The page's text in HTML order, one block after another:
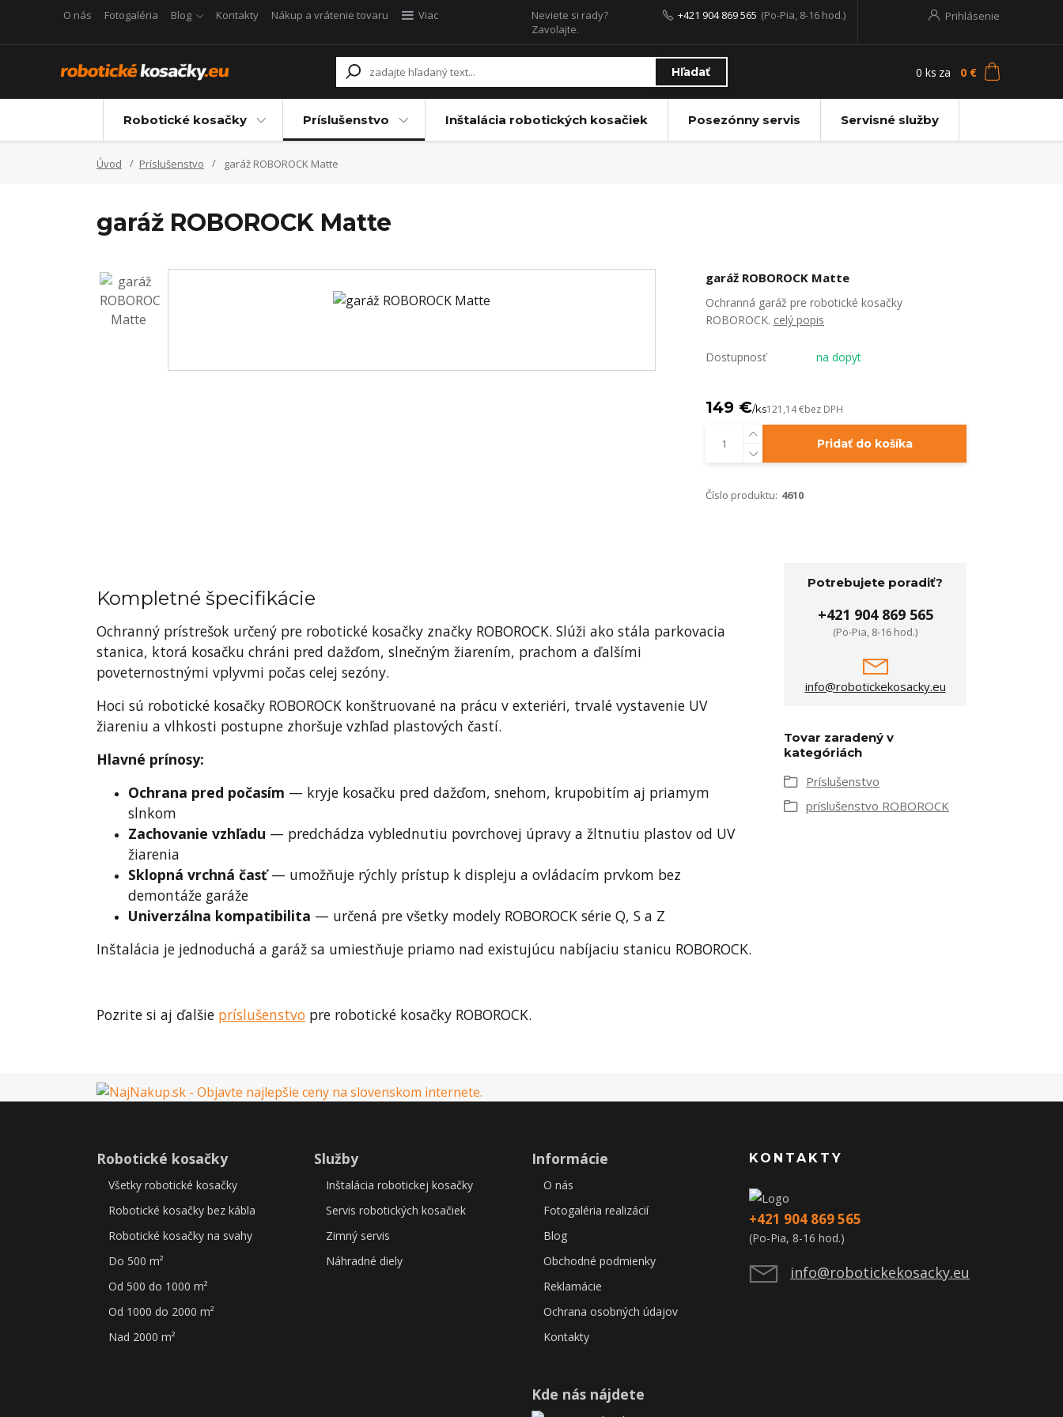
O nás Fotogaléria Blog Kontakty Nákup a vrátenie tovaru Viac Prihlásenie
Hľadať
Neviete si rady?
Zavolajte.
+421 904 869 565 (Po-Pia, 8-16 hod.)
0 ks za 0 €
Robotické kosačky Príslušenstvo Inštalácia robotických kosačiek Posezónny servis Servisné služby
Úvod Príslušenstvo garáž ROBOROCK Matte
garáž ROBOROCK Matte
garáž ROBOROCK Matte
Ochranná garáž pre robotické kosačky
ROBOROCK. celý popis
Dostupnosť na dopyt
149 €/ks121,14 €bez DPH
Pridať do košíka
Číslo produktu: 4610
Kompletné špecifikácie
Ochranný prístrešok určený pre robotické kosačky značky ROBOROCK. Slúži ako stála parkovacia
stanica, ktorá kosačku chráni pred dažďom, slnečným žiarením, prachom a ďalšími
poveternostnými vplyvmi počas celej sezóny.
Hoci sú robotické kosačky ROBOROCK konštruované na prácu v exteriéri, trvalé vystavenie UV
žiareniu a vlhkosti postupne zhoršuje vzhľad plastových častí.
Hlavné prínosy:
Ochrana pred počasím — kryje kosačku pred dažďom, snehom, krupobitím aj priamym
slnkom
Zachovanie vzhľadu — predchádza vyblednutiu povrchovej úpravy a žltnutiu plastov od UV
žiarenia
Sklopná vrchná časť— umožňuje rýchly prístup k displeju a ovládacím prvkom bez
demontáže garáže
Univerzálna kompatibilita — určená pre všetky modely ROBOROCK série Q, S a Z
Inštalácia je jednoduchá a garáž sa umiestňuje priamo nad existujúcu nabíjaciu stanicu ROBOROCK.
Pozrite si aj ďalšie príslušenstvo pre robotické kosačky ROBOROCK.
Potrebujete poradiť?
+421 904 869 565
(Po-Pia, 8-16 hod.)
info@robotickekosacky.eu
Tovar zaradený v
kategóriách
Príslušenstvo
príslušenstvo ROBOROCK
Robotické kosačky
Všetky robotické kosačky
Robotické kosačky bez kábla
Robotické kosačky na svahy
Do 500 m²
Od 500 do 1000 m²
Od 1000 do 2000 m²
Nad 2000 m²
Služby
Inštalácia robotickej kosačky
Servis robotických kosačiek
Zimný servis
Náhradné diely
Informácie
O nás
Fotogaléria realizácií
Blog
Obchodné podmienky
Reklamácie
Ochrana osobných údajov
Kontakty
Kde nás nájdete
KONTAKTY
+421 904 869 565
(Po-Pia, 8-16 hod.)
info@robotickekosacky.eu